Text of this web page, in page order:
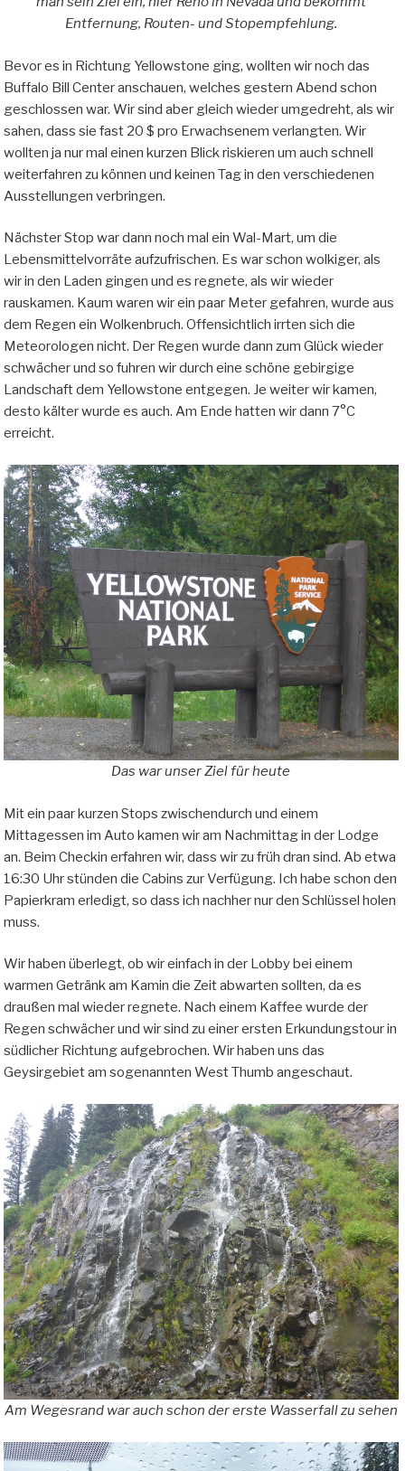
Entfernung, Routen- und Stopempfehlung.
Bevor es in Richtung Yellowstone ging, wollten wir noch das
Buffalo Bill Center anschauen, welches gestern Abend schon
geschlossen war. Wir sind aber gleich wieder umgedreht, als wir
sahen, dass sie fast 20 $ pro Erwachsenem verlangten. Wir
wollten ja nur mal einen kurzen Blick riskieren um auch schnell
weiterfahren zu können und keinen Tag in den verschiedenen
Ausstellungen verbringen.
Nächster Stop war dann noch mal ein Wal-Mart, um die
Lebensmittelvorräte aufzufrischen. Es war schon wolkiger, als
wir in den Laden gingen und es regnete, als wir wieder
rauskamen. Kaum waren wir ein paar Meter gefahren, wurde aus
dem Regen ein Wolkenbruch. Offensichtlich irrten sich die
Meteorologen nicht. Der Regen wurde dann zum Glück wieder
schwächer und so fuhren wir durch eine schöne gebirgige
Landschaft dem Yellowstone entgegen. Je weiter wir kamen,
desto kälter wurde es auch. Am Ende hatten wir dann 7°C
erreicht.
Das war unser Ziel für heute
Mit ein paar kurzen Stops zwischendurch und einem
Mittagessen im Auto kamen wir am Nachmittag in der Lodge
an. Beim Checkin erfahren wir, dass wir zu früh dran sind. Ab etwa
16:30 Uhr stünden die Cabins zur Verfügung. Ich habe schon den
Papierkram erledigt, so dass ich nachher nur den Schlüssel holen
muss.
Wir haben überlegt, ob wir einfach in der Lobby bei einem
warmen Getränk am Kamin die Zeit abwarten sollten, da es
draußen mal wieder regnete. Nach einem Kaffee wurde der
Regen schwächer und wir sind zu einer ersten Erkundungstour in
südlicher Richtung aufgebrochen. Wir haben uns das
Geysirgebiet am sogenannten West Thumb angeschaut.
Am Wegesrand war auch schon der erste Wasserfall zu sehen